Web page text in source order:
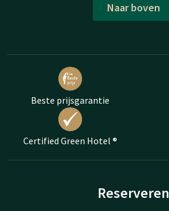
Naar boven
Beste prijsgarantie
Certified Green Hotel ®
Reserveren